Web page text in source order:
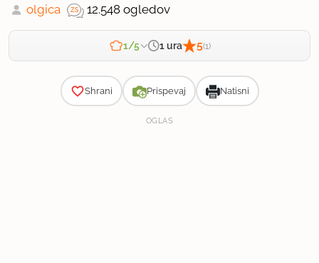
olgica 12.548 ogledov
1/5 1 ura 5(1)
Shrani Prispevaj Natisni
OGLAS